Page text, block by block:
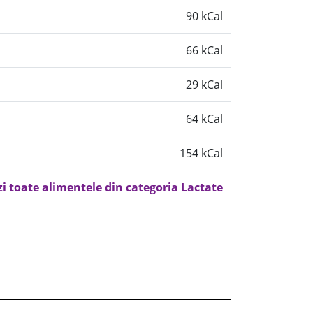
90 kCal
66 kCal
29 kCal
64 kCal
154 kCal
toate alimentele din categoria Lactate